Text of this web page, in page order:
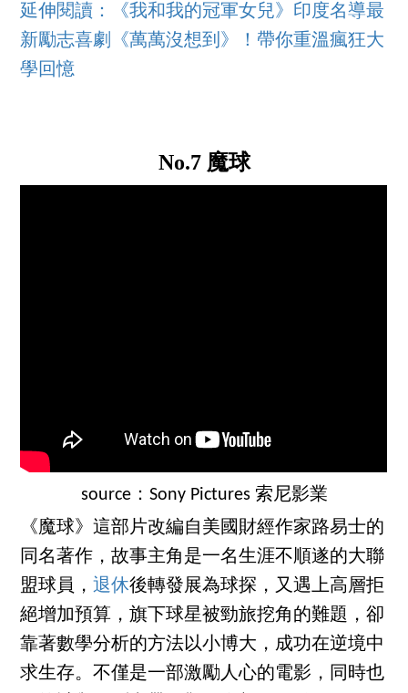
延伸閱讀：《我和我的冠軍女兒》印度名導最
新勵志喜劇《萬萬沒想到》！帶你重溫瘋狂大
學回憶
No.7 魔球
source：Sony Pictures 索尼影業
《魔球》這部片改編自美國財經作家路易士的
同名著作，故事主角是一名生涯不順遂的大聯
盟球員，退休後轉發展為球探，又遇上高層拒
絕增加預算，旗下球星被勁旅挖角的難題，卻
靠著數學分析的方法以小博大，成功在逆境中
求生存。不僅是一部激勵人心的電影，同時也